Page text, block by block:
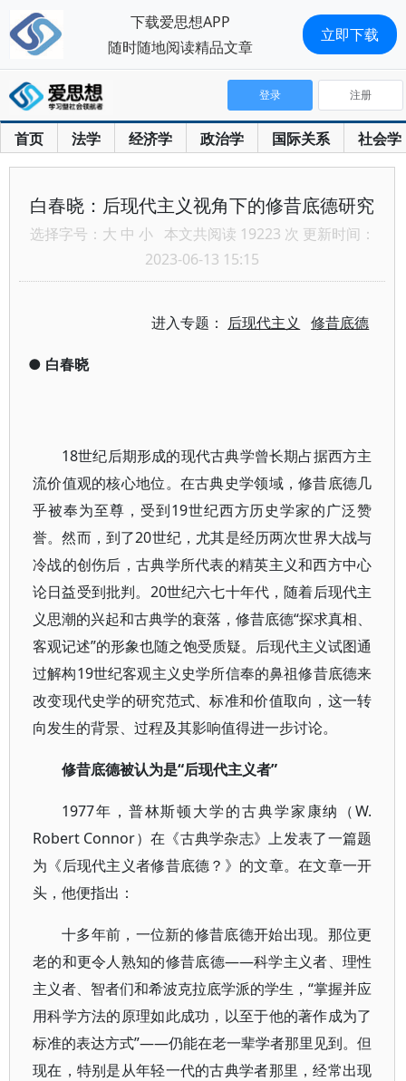
首页 法学 经济学 政治学 国际关系 社会学
登录 注册
白春晓：后现代主义视角下的修昔底德研究
选择字号： 大 中 小 本文共阅读 19223 次 更新时间：
2023-06-13 15:15
进入专题： 后现代主义 修昔底德
● 白春晓
18世纪后期形成的现代古典学曾长期占据西方主
流价值观的核心地位。在古典史学领域，修昔底德几
乎被奉为至尊，受到19世纪西方历史学家的广泛赞
誉。然而，到了20世纪，尤其是经历两次世界大战与
冷战的创伤后，古典学所代表的精英主义和西方中心
论日益受到批判。20世纪六七十年代，随着后现代主
义思潮的兴起和古典学的衰落，修昔底德“探求真相、
客观记述”的形象也随之饱受质疑。后现代主义试图通
过解构19世纪客观主义史学所信奉的鼻祖修昔底德来
改变现代史学的研究范式、标准和价值取向，这一转
向发生的背景、过程及其影响值得进一步讨论。
修昔底德被认为是“后现代主义者”
1977年，普林斯顿大学的古典学家康纳（W.
Robert Connor）在《古典学杂志》上发表了一篇题
为《后现代主义者修昔底德？》的文章。在文章一开
头，他便指出：
十多年前，一位新的修昔底德开始出现。那位更
老的和更令人熟知的修昔底德——科学主义者、理性
主义者、智者们和希波克拉底学派的学生，“掌握并应
用科学方法的原理如此成功，以至于他的著作成为了
标准的表达方式”——仍能在老一辈学者那里见到。但
现在，特别是从年轻一代的古典学者那里，经常出现
下载爱思想APP
随时随地阅读精品文章
立即下载